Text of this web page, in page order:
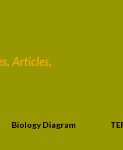
Articles,
Biology Diagram